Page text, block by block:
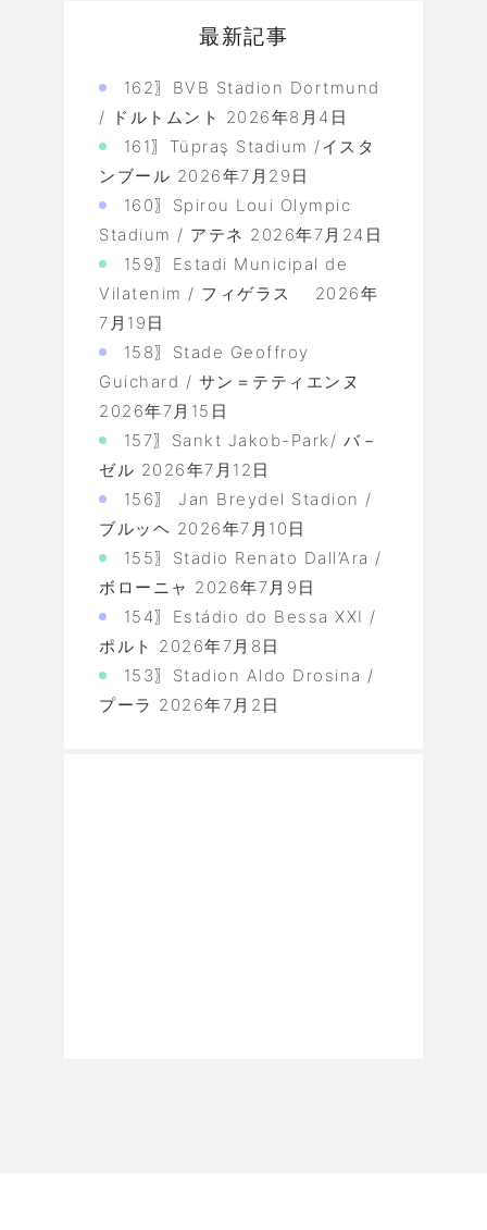
最新記事
162〗BVB Stadion Dortmund
/ ドルトムント 2026年8月4日
161〗Tüpraş Stadium /イスタ
ンブール 2026年7月29日
160〗Spirou Loui Olympic
Stadium / アテネ 2026年7月24日
159〗Estadi Municipal de
Vilatenim / フィゲラス
2026年
7月19日
158〗Stade Geoffroy
Guichard / サン＝テティエンヌ
2026年7月15日
157〗Sankt Jakob-Park/ バ－
ゼル 2026年7月12日
156〗 Jan Breydel Stadion /
ブルッヘ 2026年7月10日
155〗Stadio Renato Dall’Ara /
ボローニャ 2026年7月9日
154〗Estádio do Bessa XXI /
ポルト 2026年7月8日
153〗Stadion Aldo Drosina /
プーラ 2026年7月2日